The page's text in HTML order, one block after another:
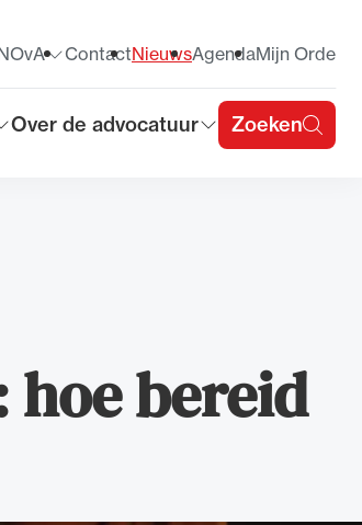
Toon submenu voor
Over de advocatuur Zoeken
voor
ContactNieuwsAgendaMijn Orde
bereid